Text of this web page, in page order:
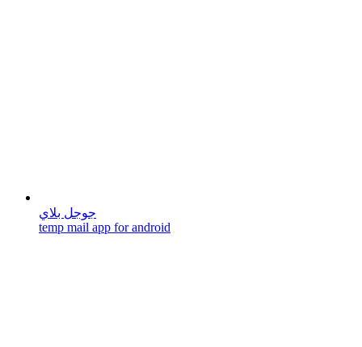
جوجل بلاي
temp mail app for android